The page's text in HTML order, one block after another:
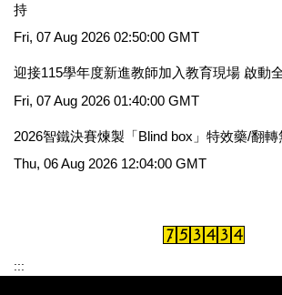
持
Fri, 07 Aug 2026 02:50:00 GMT
迎接115學年度新進教師加入教育現場 啟動
Fri, 07 Aug 2026 01:40:00 GMT
2026智鐵決賽煉製「Blind box」特效藥/翻轉
Thu, 06 Aug 2026 12:04:00 GMT
:::